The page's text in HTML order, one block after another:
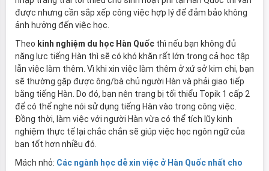
được nhưng cần sắp xếp công việc hợp lý để đảm bảo không
ảnh hưởng đến việc học.
Theo kinh nghiệm du học Hàn Quốc thì nếu bạn không đủ
năng lực tiếng Hàn thì sẽ có khó khăn rất lớn trong cả học tập
lẫn việc làm thêm. Vì khi xin việc làm thêm ở xứ sở kim chi, bạn
sẽ thường gặp được ông/bà chủ người Hàn và phải giao tiếp
bằng tiếng Hàn. Do đó, bạn nên trang bị tối thiểu Topik 1 cấp 2
để có thể nghe nói sử dụng tiếng Hàn vào trong công việc.
Đồng thời, làm việc với người Hàn vừa có thể tích lũy kinh
nghiệm thực tế lại chắc chắn sẽ giúp việc học ngôn ngữ của
bạn tốt hơn nhiều đó.
Mách nhỏ: Các ngành học dễ xin việc ở Hàn Quốc nhất cho